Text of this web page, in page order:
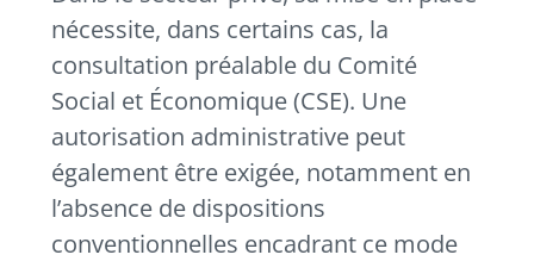
nécessite, dans certains cas, la
consultation préalable du Comité
Social et Économique (CSE). Une
autorisation administrative peut
également être exigée, notamment en
l’absence de dispositions
conventionnelles encadrant ce mode